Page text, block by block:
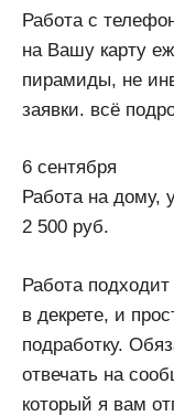
Работа с
на Вашу карту
пирамиды, не
заявки. всё
6 сентября
Работа на дому,
2 500 руб.
Работа
в декрете, и
подработку.
отвечать на
который я вам